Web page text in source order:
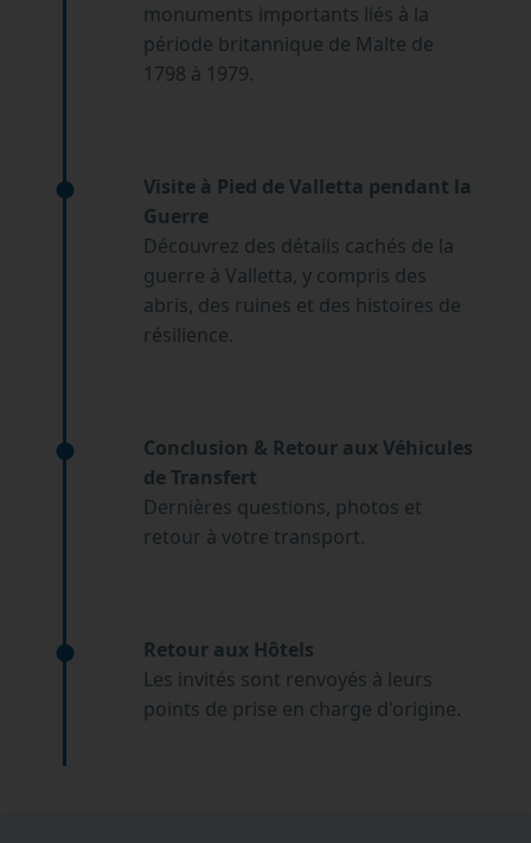
monuments importants liés à la
période britannique de Malte de
1798 à 1979.
Visite à Pied de Valletta pendant la
Guerre
Découvrez des détails cachés de la
guerre à Valletta, y compris des
abris, des ruines et des histoires de
résilience.
Conclusion & Retour aux Véhicules
de Transfert
Dernières questions, photos et
retour à votre transport.
Retour aux Hôtels
Les invités sont renvoyés à leurs
points de prise en charge d'origine.